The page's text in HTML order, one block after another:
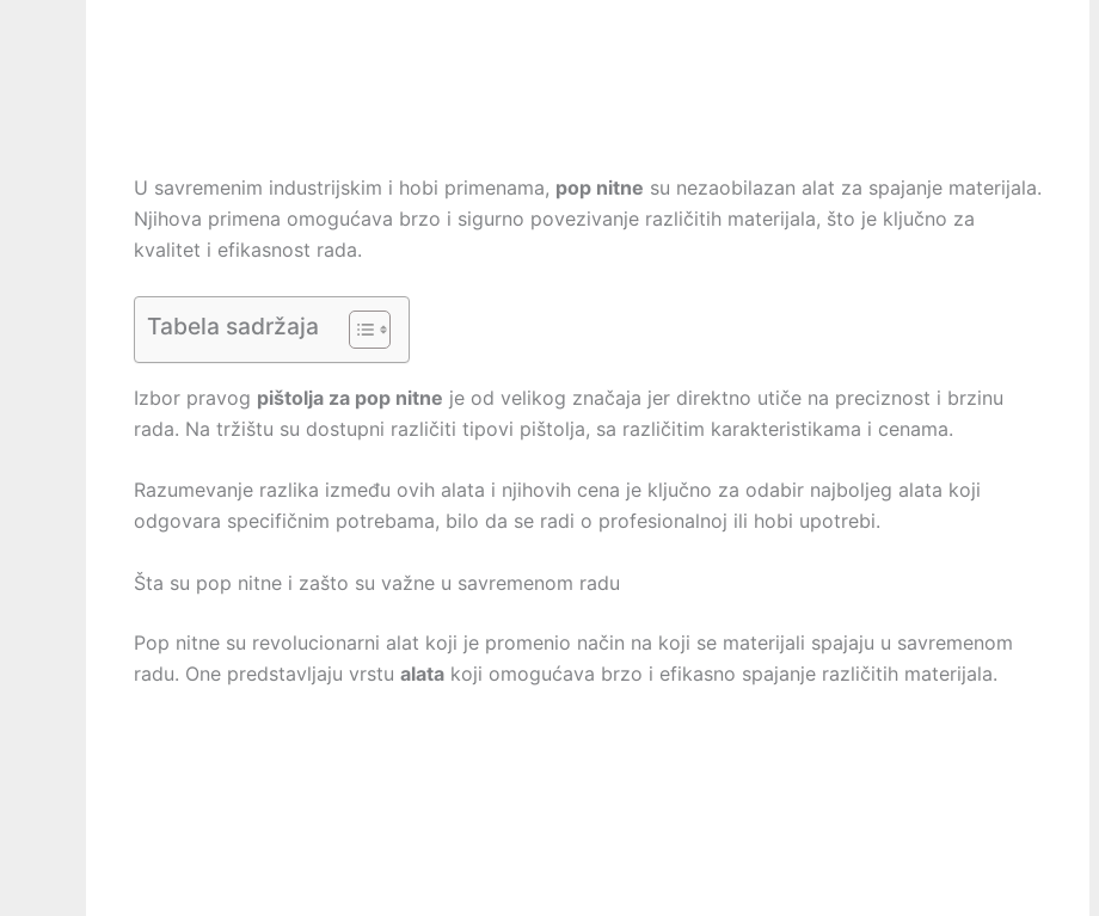
U savremenim industrijskim i hobi primenama, pop nitne su nezaobilazan alat za spajanje materijala.
Njihova primena omogućava brzo i sigurno povezivanje različitih materijala, što je ključno za
kvalitet i efikasnost rada.
Tabela sadržaja
Izbor pravog pištolja za pop nitne je od velikog značaja jer direktno utiče na preciznost i brzinu
rada. Na tržištu su dostupni različiti tipovi pištolja, sa različitim karakteristikama i cenama.
Razumevanje razlika između ovih alata i njihovih cena je ključno za odabir najboljeg alata koji
odgovara specifičnim potrebama, bilo da se radi o profesionalnoj ili hobi upotrebi.
Šta su pop nitne i zašto su važne u savremenom radu
Pop nitne su revolucionarni alat koji je promenio način na koji se materijali spajaju u savremenom
radu. One predstavljaju vrstu alata koji omogućava brzo i efikasno spajanje različitih materijala.